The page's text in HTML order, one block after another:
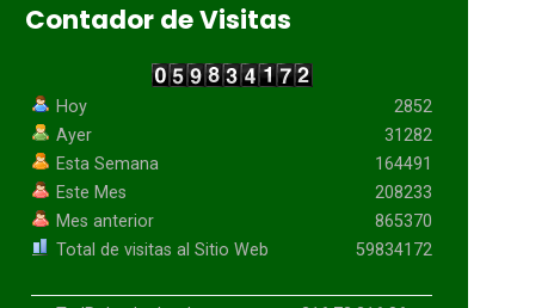
Contador de Visitas
Hoy
Ayer
Esta Semana
Este Mes
Mes anterior
Total de visitas al Sitio Web
2852
31282
164491
208233
865370
59834172